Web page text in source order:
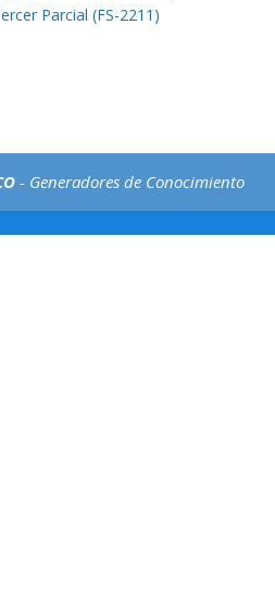
Parcial (FS-2211)
- Generadores de Conocimiento